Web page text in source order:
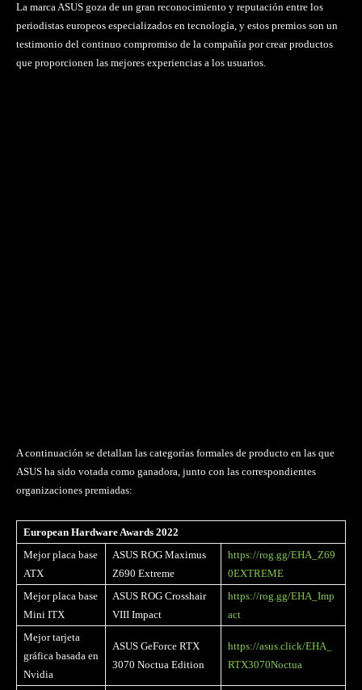
La marca ASUS goza de un gran reconocimiento y reputación entre los
periodistas europeos especializados en tecnología, y estos premios son un
testimonio del continuo compromiso de la compañía por crear productos
que proporcionen las mejores experiencias a los usuarios.
A continuación se detallan las categorías formales de producto en las que
ASUS ha sido votada como ganadora, junto con las correspondientes
organizaciones premiadas:
European Hardware Awards 2022
Mejor placa base
ATX
ASUS ROG Maximus
Z690 Extreme
https://rog.gg/EHA_Z69
0EXTREME
Mejor placa base
Mini ITX
ASUS ROG Crosshair
VIII Impact
https://rog.gg/EHA_Imp
act
Mejor tarjeta
gráfica basada en
Nvidia
ASUS GeForce RTX
3070 Noctua Edition
https://asus.click/EHA_
RTX3070Noctua